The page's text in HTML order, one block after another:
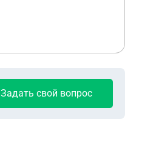
Задать свой вопрос